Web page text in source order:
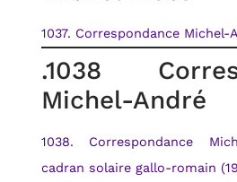
1037. Correspondance Michel-
.1038
Michel-André
1038. Correspondance
cadran solaire gallo-romain